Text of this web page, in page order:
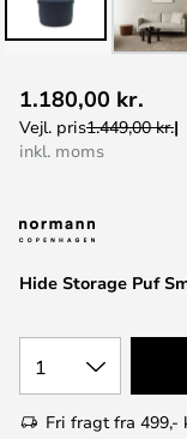
til
starten
Hide Storage Puf
1.180,00 kr.
Vejl. pris1.449,00 kr.
inkl. moms
1
Fri fragt fra 499,-